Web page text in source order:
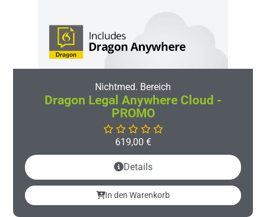
Nichtmed. Bereich
Dragon Legal Anywhere Cloud -
PROMO
619,00 €
Details
In den Warenkorb